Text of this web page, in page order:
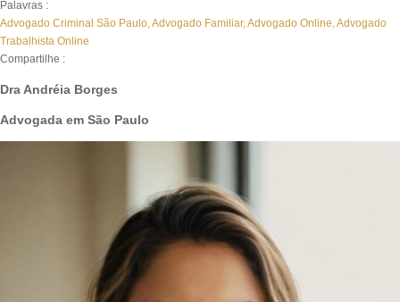
Palavras :
Advogado Criminal São Paulo Advogado Familiar, Advogado Online Advogado
Trabalhista Online
Compartilhe :
Dra Andréia Borges
Advogada em São Paulo